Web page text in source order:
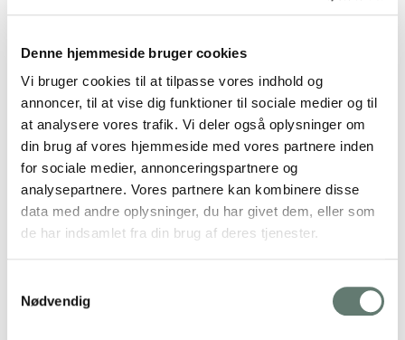
Denne hjemmeside bruger cookies
Vi bruger cookies til at tilpasse vores indhold og
annoncer, til at vise dig funktioner til sociale medier og til
at analysere vores trafik. Vi deler også oplysninger om
din brug af vores hjemmeside med vores partnere inden
for sociale medier, annonceringspartnere og
analysepartnere. Vores partnere kan kombinere disse
data med andre oplysninger, du har givet dem, eller som
de har indsamlet fra din brug af deres tjenester.
Nødvendig
Forestil dig …
at du uden de store anstrengelser ved præcis,
hvordan du skal lave en sund og lækker madpakke,
som dit barn glæder sig til at skulle spise
at du har knækket koden til at få dit barn til at spise
at du aldrig mangler inspiration til, hvad du skal
komme på rugbrødet